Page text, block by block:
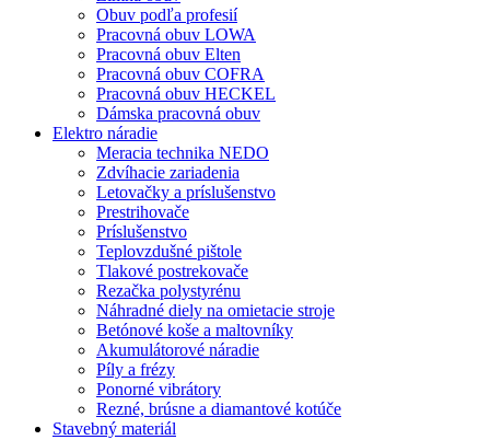
Obuv podľa profesií
Pracovná obuv LOWA
Pracovná obuv Elten
Pracovná obuv COFRA
Pracovná obuv HECKEL
Dámska pracovná obuv
Elektro náradie
Meracia technika NEDO
Zdvíhacie zariadenia
Letovačky a príslušenstvo
Prestrihovače
Príslušenstvo
Teplovzdušné pištole
Tlakové postrekovače
Rezačka polystyrénu
Náhradné diely na omietacie stroje
Betónové koše a maltovníky
Akumulátorové náradie
Píly a frézy
Ponorné vibrátory
Rezné, brúsne a diamantové kotúče
Stavebný materiál